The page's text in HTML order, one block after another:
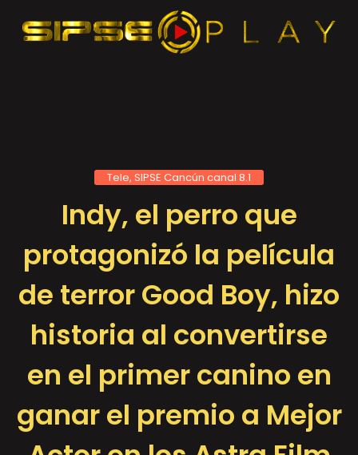
Tele, SIPSE Cancún canal 8.1
Indy, el perro que
protagonizó la película
de terror Good Boy, hizo
historia al convertirse
en el primer canino en
ganar el premio a Mejor